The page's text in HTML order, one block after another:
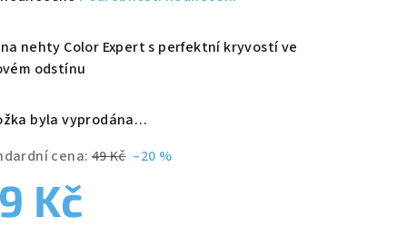
nehty Color Expert s perfektní kryvostí ve
odstínu
byla vyprodána…
cena: 49 Kč –20 %
Kč